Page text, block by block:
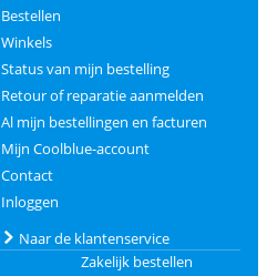
Bestellen
Winkels
Status van mijn bestelling
Retour of reparatie aanmelden
Al mijn bestellingen en facturen
Mijn Coolblue-account
Contact
Inloggen
Naar de klantenservice
Zakelijk bestellen